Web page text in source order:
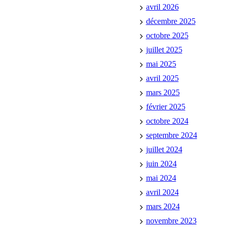
avril 2026
décembre 2025
octobre 2025
juillet 2025
mai 2025
avril 2025
mars 2025
février 2025
octobre 2024
septembre 2024
juillet 2024
juin 2024
mai 2024
avril 2024
mars 2024
novembre 2023